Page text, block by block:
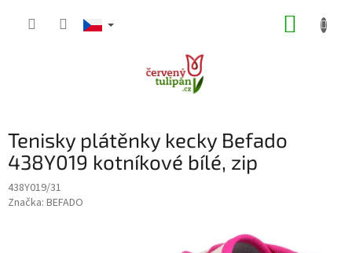
Tenisky plátěnky kecky Befado
438Y019 kotníkové bílé, zip
438Y019/31
Značka: BEFADO